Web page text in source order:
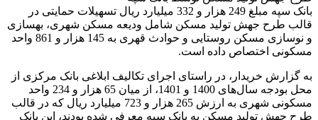
بانک سپه مبلغ 249 هزار و 332 میلیارد ریال تسهیلات حمایتی در
قالب طرح جهش تولید مسکن شامل ودیعه مسکن شهری، بهسازی
و نوسازی مسکن روستایی و حوادث قهری به 145 هزار و 861 واحد
مسکونی اختصاص داده است.
به گزارش خریدار، در راستای اجرای تکالیف ابلاغی بانک مرکزی از
محل بودجه سال‌های 1400 و 1401، از میان 65 هزار و 234 واحد
مسکونی شهری به ارزش 265 هزار و 723 میلیارد ریال که در قالب
طرح جهش تولید مسکن به بانک سپه معرفی شده بودند، این بانک